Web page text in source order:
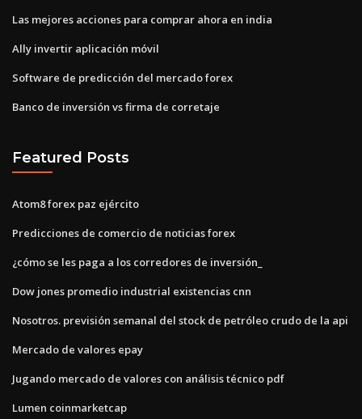
Las mejores acciones para comprar ahora en india
Ally invertir aplicación móvil
Software de predicción del mercado forex
Banco de inversión vs firma de corretaje
Featured Posts
Atom8 forex paz ejército
Predicciones de comercio de noticias forex
¿cómo se les paga a los corredores de inversión_
Dow jones promedio industrial existencias cnn
Nosotros. previsión semanal del stock de petróleo crudo de la api
Mercado de valores epay
Jugando mercado de valores con análisis técnico pdf
Lumen coinmarketcap